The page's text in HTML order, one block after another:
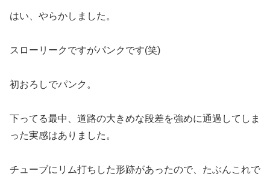
はい、やらかしました。
スローリークですがパンクです(笑)
初おろしでパンク。
下ってる最中、道路の大きめな段差を強めに通過してしま
った実感はありました。
チューブにリム打ちした形跡があったので、たぶんこれで